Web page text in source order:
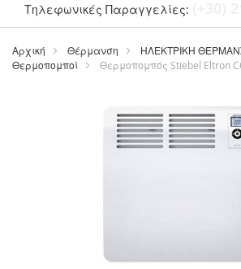
Τηλεφωνικές Παραγγελίες:
Μετάβαση
περιεχόμενο
Αρχική Θέρμανση
ΗΛΕΚΤΡΙΚΗ
Θερμοπομποί
Θερμοπομπός Stiebel Eltron